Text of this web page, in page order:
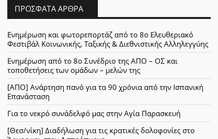
ΠΡΌΣΦΑΤΑ ΆΡΘΡΑ
Ενημέρωση και φωτορεπορτάζ από το 8ο Ελευθεριακό
Φεστιβάλ Κοινωνικής, Ταξικής & Διεθνιστικής Αλληλεγγύης
Ενημέρωση από το 8ο Συνέδριο της ΑΠΟ – ΟΣ και
τοποθετήσεις των ομάδων – μελών της
[ΑΠΟ] Ανάρτηση πανό για τα 90 χρόνια από την Ισπανική
Επανάσταση
Για το νεκρό συνάδελφό μας στην Αγία Παρασκευή
[Θεσ/νίκη] Διαδήλωση για τις κρατικές δολοφονίες στο